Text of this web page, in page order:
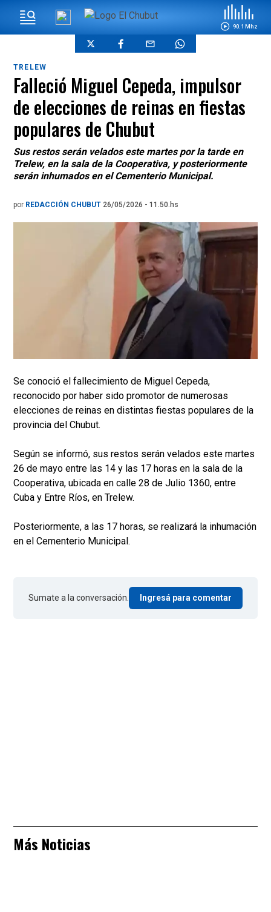
90.1 Mhz
TRELEW
Falleció Miguel Cepeda, impulsor
de elecciones de reinas en fiestas
populares de Chubut
Sus restos serán velados este martes por la tarde en
Trelew, en la sala de la Cooperativa, y posteriormente
serán inhumados en el Cementerio Municipal.
por REDACCIÓN CHUBUT 26/05/2026 - 11.50.hs
Se conoció el fallecimiento de Miguel Cepeda,
reconocido por haber sido promotor de numerosas
elecciones de reinas en distintas fiestas populares de la
provincia del Chubut.
Según se informó, sus restos serán velados este martes
26 de mayo entre las 14 y las 17 horas en la sala de la
Cooperativa, ubicada en calle 28 de Julio 1360, entre
Cuba y Entre Ríos, en Trelew.
Posteriormente, a las 17 horas, se realizará la inhumación
en el Cementerio Municipal.
Sumate a la conversación. Ingresá para comentar
Más Noticias